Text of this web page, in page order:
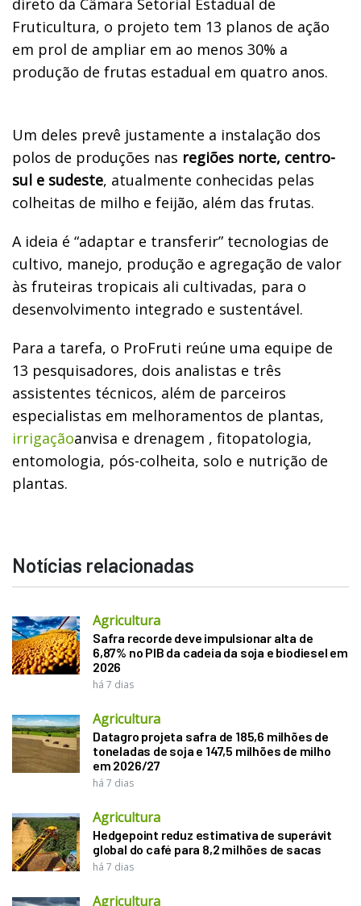
direto da Câmara Setorial Estadual de
Fruticultura, o projeto tem 13 planos de ação
em prol de ampliar em ao menos 30% a
produção de frutas estadual em quatro anos.
Um deles prevê justamente a instalação dos
polos de produções nas regiões norte, centro-
sul e sudeste, atualmente conhecidas pelas
colheitas de milho e feijão, além das frutas.
A ideia é “adaptar e transferir” tecnologias de
cultivo, manejo, produção e agregação de valor
às fruteiras tropicais ali cultivadas, para o
desenvolvimento integrado e sustentável.
Para a tarefa, o ProFruti reúne uma equipe de
13 pesquisadores, dois analistas e três
assistentes técnicos, além de parceiros
especialistas em melhoramentos de plantas,
irrigaçãoanvisa e drenagem , fitopatologia,
entomologia, pós-colheita, solo e nutrição de
plantas.
Notícias relacionadas
Agricultura
Safra recorde deve impulsionar alta de
6,87% no PIB da cadeia da soja e biodiesel em
2026
há 7 dias
Agricultura
Datagro projeta safra de 185,6 milhões de
toneladas de soja e 147,5 milhões de milho
em 2026/27
há 7 dias
Agricultura
Hedgepoint reduz estimativa de superávit
global do café para 8,2 milhões de sacas
há 7 dias
Agricultura